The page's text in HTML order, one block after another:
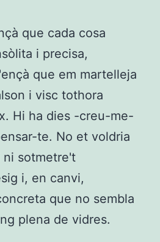
que cada cosa
i precisa,
que em martelleja
i visc tothora
Hi ha dies -creu-me-
te. No et voldria
ni sotmetre't
i, en canvi,
que no sembla
plena de vidres.